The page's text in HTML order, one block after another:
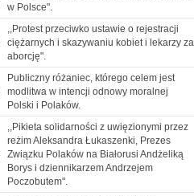
w Polsce".
,,Protest przeciwko ustawie o rejestracji
ciężarnych i skazywaniu kobiet i lekarzy za
aborcję".
Publiczny różaniec, którego celem jest
modlitwa w intencji odnowy moralnej
Polski i Polaków.
,,Pikieta solidarności z uwięzionymi przez
reżim Aleksandra Łukaszenki, Prezes
Związku Polaków na Białorusi Andżeliką
Borys i dziennikarzem Andrzejem
Poczobutem".